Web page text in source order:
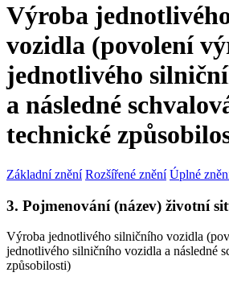
Výroba
vozidla (povolení
jednotlivého
a následné
technické
Základní znění Rozšířené znění Úplné
3. Pojmenování (název) životní
Výroba jednotlivého silničního vozidla
jednotlivého silničního vozidla a následné
způsobilosti)